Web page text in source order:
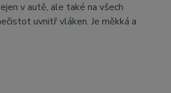
v autě, ale také na všech
uvnitř vláken. Je měkká a